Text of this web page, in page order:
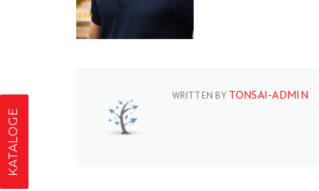
WRITTEN BY TONSAI-ADMIN
KATALOGE